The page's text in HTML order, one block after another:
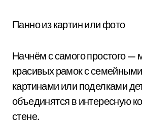
Панно из картин или фото
Начнём с самого простого —
красивых рамок с
картинами или поделками
объединятся в интересную
стене.